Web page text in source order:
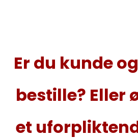
Er du kunde
bestille? Eller
et